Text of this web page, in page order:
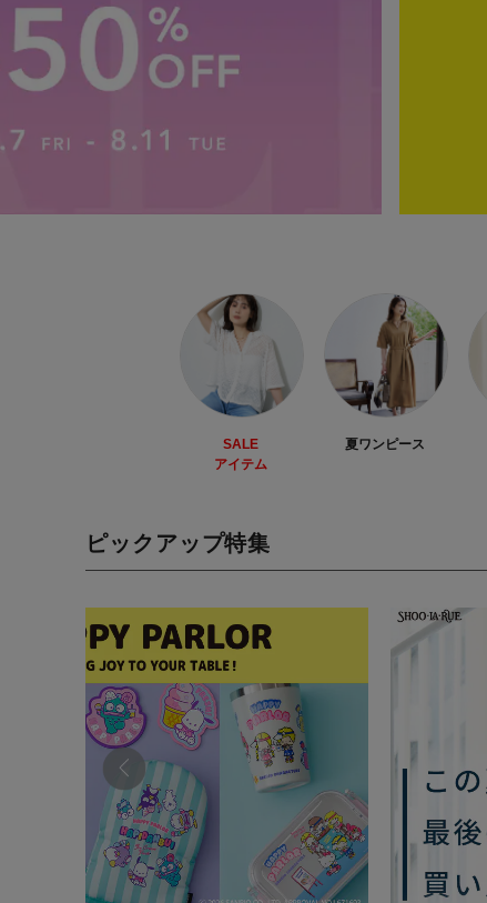
SALE
アイテム
夏ワンピース
ピックアップ特集